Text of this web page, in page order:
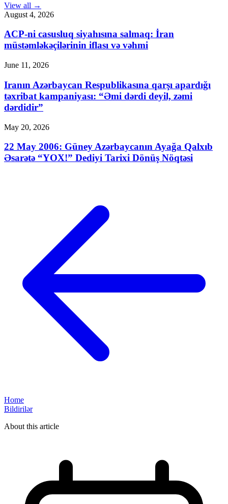
View all →
August 4, 2026
ACP-ni casusluq siyahısına salmaq: İran
müstəmləkəçilərinin iflası və vəhmi
June 11, 2026
Iranın Azərbaycan Respublikasına qarşı apardığı
təxribat kampaniyası: “Əmi dərdi deyil, zəmi
dərdidir”
May 20, 2026
22 May 2006: Güney Azərbaycanın Ayağa Qalxıb
Əsarətə “YOX!” Dediyi Tarixi Dönüş Nöqtəsi
Home
Bildirilər
About this article